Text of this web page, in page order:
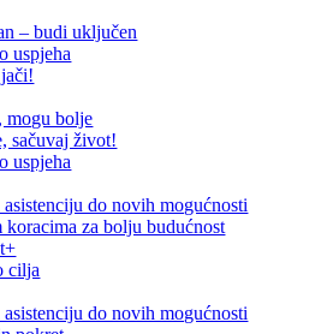
– budi uključen
uspjeha
mogu bolje
sačuvaj život!
uspjeha
do novih mogućnosti
koracima za bolju budućnost
cilja
do novih mogućnosti